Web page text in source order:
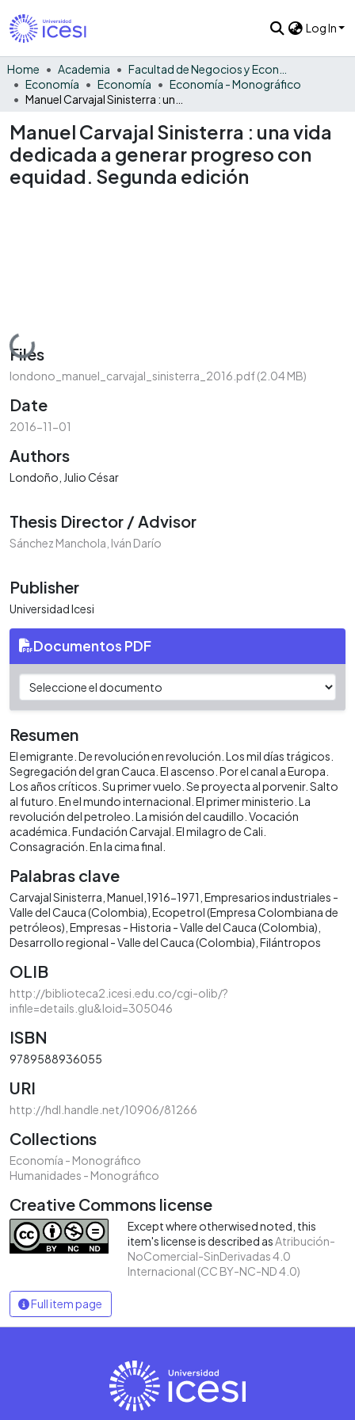
Log In
Home Academia
Economía
Economía
Economía - Monográfico
Manuel Carvajal Sinisterra : una vida
dedicada a generar progreso con
equidad. Segunda edición
Loading...
Files
londono_manuel_carvajal_sinisterra_2016.pdf(2.04 MB)
Date
2016-11-01
Authors
Londoño, Julio César
Thesis Director / Advisor
Sánchez Manchola, Iván Darío
Publisher
Universidad Icesi
Documentos PDF
Resumen
El emigrante. De revolución en revolución. Los mil días trágicos.
Segregación del gran Cauca. El ascenso. Por el canal a Europa.
Los años críticos. Su primer vuelo. Se proyecta al porvenir. Salto
al futuro. En el mundo internacional. El primer ministerio. La
revolución del petroleo. La misión del caudillo. Vocación
académica. Fundación Carvajal. El milagro de Cali.
Consagración. En la cima final.
Palabras clave
Carvajal Sinisterra, Manuel,1916-1971 Empresarios industriales -
Valle del Cauca (Colombia) Ecopetrol (Empresa Colombiana de
petróleos) Empresas - Historia - Valle del Cauca (Colombia)
Desarrollo regional - Valle del Cauca (Colombia) Filántropos
OLIB
http://biblioteca2.icesi.edu.co/cgi-olib/?
infile=details.glu&loid=305046
ISBN
9789588936055
URI
http://hdl.handle.net/10906/81266
Collections
Economía - Monográfico
Humanidades - Monográfico
Creative Commons license
Except where otherwised noted, this
item's license is described asAtribución-
NoComercial-SinDerivadas 4.0
Internacional (CC BY-NC-ND 4.0)
Full item page